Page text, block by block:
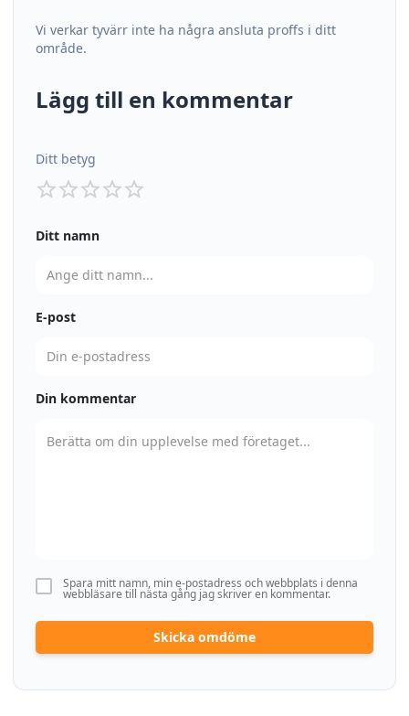
Vi verkar tyvärr inte ha några ansluta proffs i ditt
område.
Lägg till en kommentar
Ditt betyg
Ditt namn
E-post
Din kommentar
Spara mitt namn, min e-postadress och webbplats i denna
webbläsare till nästa gång jag skriver en kommentar.
Skicka omdöme